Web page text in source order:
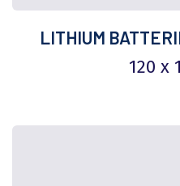
LITHIUM
120 x